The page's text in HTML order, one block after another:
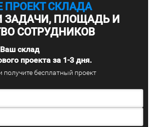
ПРОЕКТ СКЛАДА
ЗАДАЧИ, ПЛОЩАДЬ И
СОТРУДНИКОВ
склад
проекта за 1-3 дня.
получите бесплатный проект